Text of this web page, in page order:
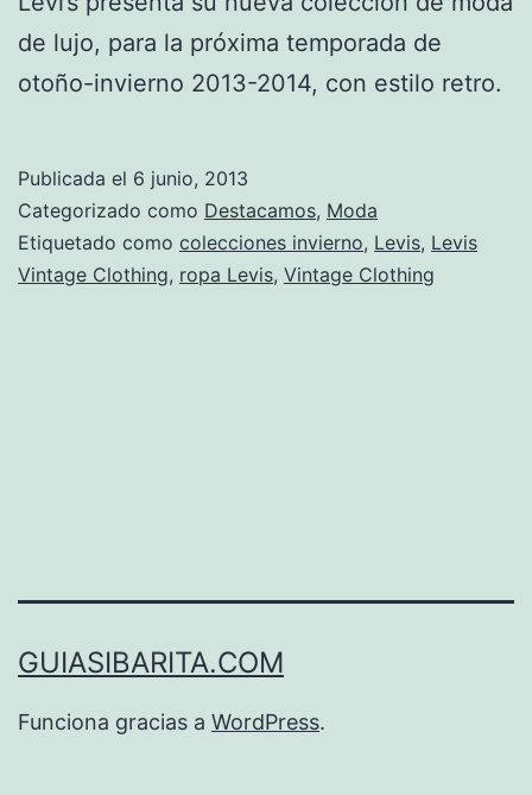
de lujo, para la próxima temporada de
otoño-invierno 2013-2014, con estilo retro.
Publicada el 6 junio, 2013
Categorizado como Destacamos, Moda
Etiquetado como colecciones invierno, Levis, Levis
Vintage Clothing, ropa Levis, Vintage Clothing
GUIASIBARITA.COM
Funciona gracias a WordPress.